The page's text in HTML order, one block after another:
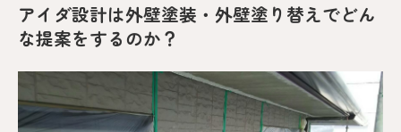
アイダ設計は外壁塗装・外壁塗り替えでどん
な提案をするのか？